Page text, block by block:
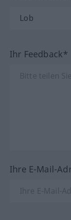
Ihr Feedback*
Ihre E-Mail-